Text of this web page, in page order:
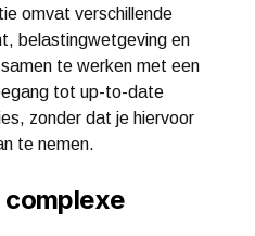
omvat verschillende
belastingwetgeving en
te werken met een
tot up-to-date
zonder dat je hiervoor
te nemen.